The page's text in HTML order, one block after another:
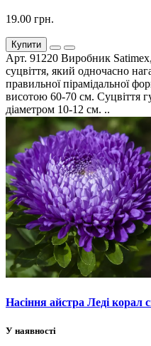
19.00 грн.
Купити
Арт. 91220 Виробник
суцвіття, який одночасно
правильної пірамідальної
висотою 60-70 см. Суцвіття
діаметром 10-12 см. ..
Насіння айстра Леді корал
У наявності